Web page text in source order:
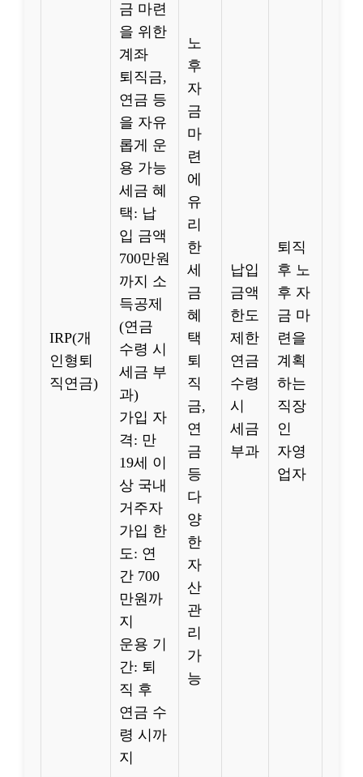
IRP(개
인형퇴
직연금)
금 마련
을 위한
계좌
퇴직금,
연금 등
을 자유
롭게 운
용 가능
세금 혜
택: 납
입 금액
700만원
까지 소
득공제
(연금
수령 시
세금 부
과)
가입 자
격: 만
19세 이
상 국내
거주자
가입 한
도: 연
간 700
만원까
지
운용 기
간: 퇴
직 후
연금 수
령 시까
지
노
후
자
금
마
련
에
유
리
한
세
금
혜
택
퇴
직
금,
연
금
등
다
양
한
자
산
관
리
가
능
납입
금액
한도
제한
연금
수령
시
세금
부과
퇴직
후 노
후 자
금 마
련을
계획
하는
직장
인
자영
업자